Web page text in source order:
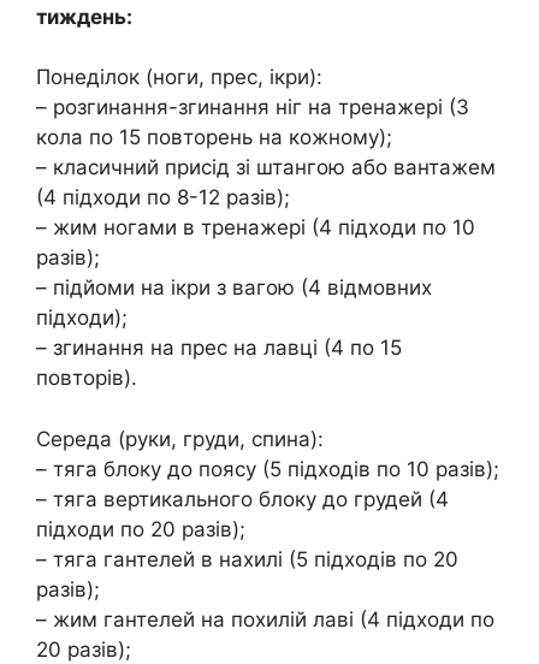
тиждень:
Понеділок (ноги, прес, ікри):
– розгинання-згинання ніг на тренажері (3
кола по 15 повторень на кожному);
– класичний присід зі штангою або вантажем
(4 підходи по 8-12 разів);
– жим ногами в тренажері (4 підходи по 10
разів);
– підйоми на ікри з вагою (4 відмовних
підходи);
– згинання на прес на лавці (4 по 15
повторів).
Середа (руки, груди, спина):
– тяга блоку до поясу (5 підходів по 10 разів);
– тяга вертикального блоку до грудей (4
підходи по 20 разів);
– тяга гантелей в нахилі (5 підходів по 20
разів);
– жим гантелей на похилій лаві (4 підходи по
20 разів);